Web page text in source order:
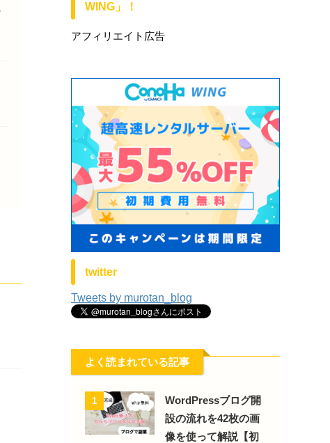
WING」！
アフィリエイト広告
twitter
Tweets by murotan_blog
よく読まれている記事
1
WordPressブログ開
設の流れを42枚の画
像を使って解説【初